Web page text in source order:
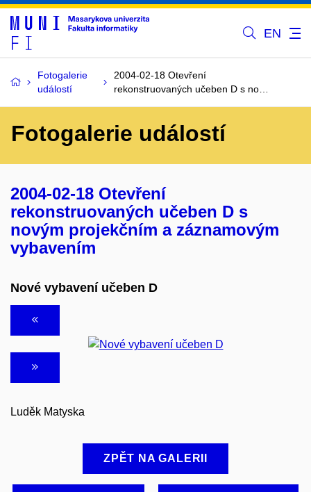
EN
Fotogalerie
událostí
2004-02-18 Otevření
rekonstruovaných učeben D s no…
Fotogalerie událostí
2004-02-18 Otevření
rekonstruovaných učeben D s
novým projekčním a záznamovým
vybavením
Nové vybavení učeben D
Luděk Matyska
ZPĚT NA GALERII